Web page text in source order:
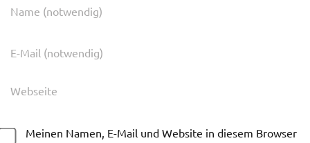
Meinen Namen, E-Mail und Website in diesem Browser